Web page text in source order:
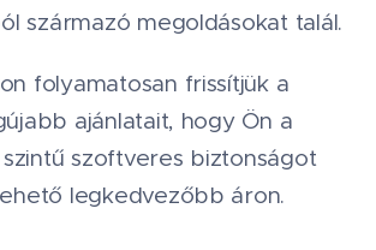
származó megoldásokat talál.
folyamatosan frissítjük a
ajánlatait, hogy Ön a
szoftveres biztonságot
legkedvezőbb áron.